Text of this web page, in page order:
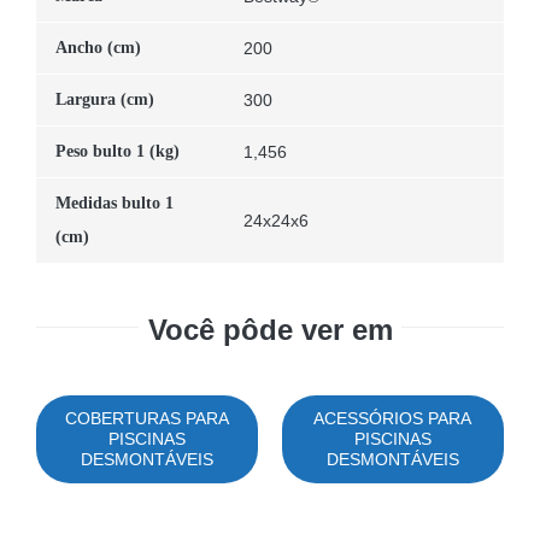
Ancho (cm) 200
Largura (cm) 300
Peso bulto 1 (kg) 1,456
Medidas bulto 1
(cm)
24x24x6
Você pôde ver em
COBERTURAS PARA
PISCINAS
DESMONTÁVEIS
ACESSÓRIOS PARA
PISCINAS
DESMONTÁVEIS